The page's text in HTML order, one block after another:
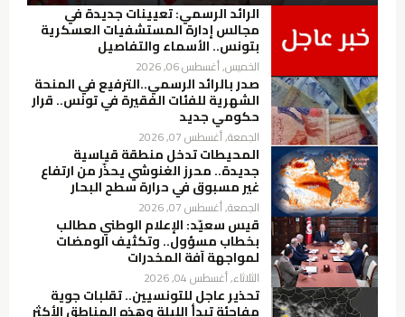
الرائد الرسمي: تعيينات جديدة في
مجالس إدارة المستشفيات العسكرية
بتونس.. الأسماء والتفاصيل
الخميس, أغسطس 06, 2026
صدر بالرائد الرسمي..الترفيع في المنحة
الشهرية للفئات الفقيرة في تونس.. قرار
حكومي جديد
الجمعة, أغسطس 07, 2026
المحيطات تدخل منطقة قياسية
جديدة.. محرز الغنوشي يحذّر من ارتفاع
غير مسبوق في حرارة سطح البحار
الجمعة, أغسطس 07, 2026
قيس سعيّد: الإعلام الوطني مطالب
بخطاب مسؤول.. وتكثيف الومضات
لمواجهة آفة المخدرات
الثلاثاء, أغسطس 04, 2026
تحذير عاجل للتونسيين.. تقلبات جوية
مفاجئة تبدأ الليلة وهذه المناطق الأكثر